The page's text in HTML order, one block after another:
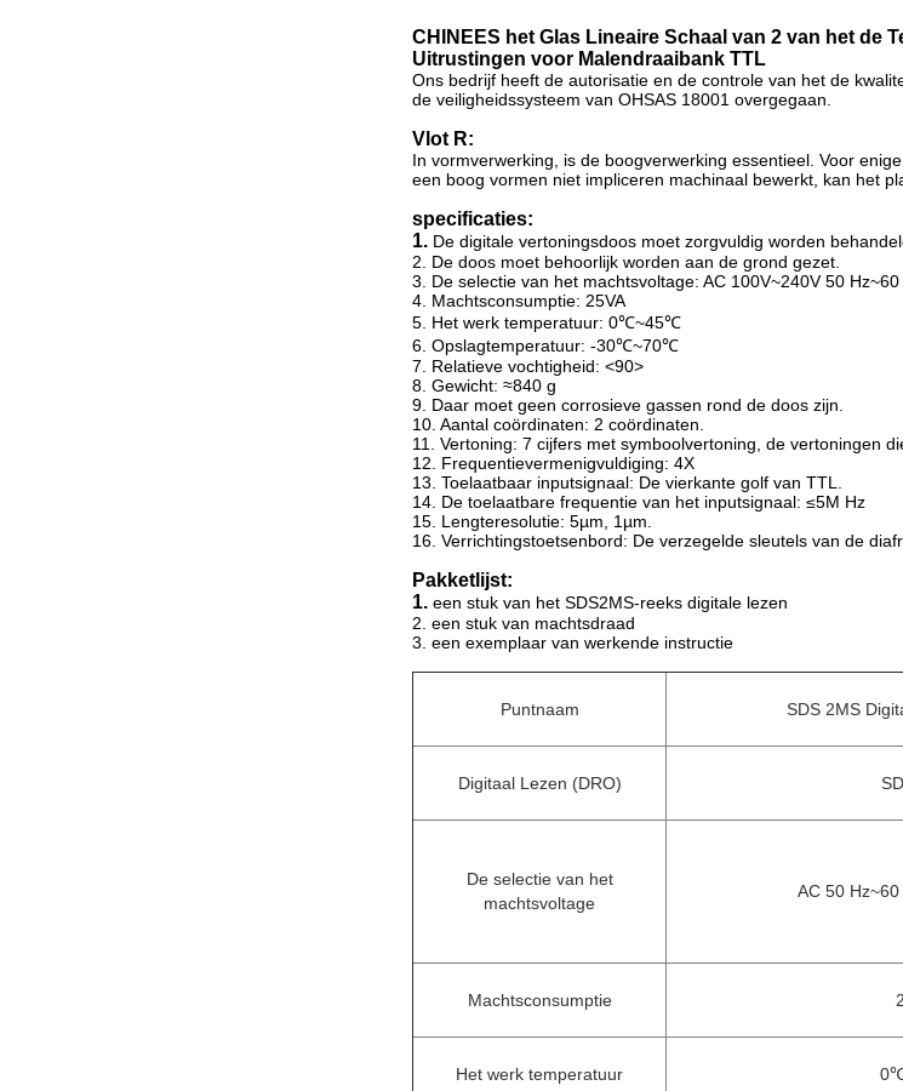
CHINEES het Glas Lineaire Schaal van 2 van het de
Uitrustingen voor Malendraaibank TTL
Ons bedrijf heeft de autorisatie en de controle van het de
de veiligheidssysteem van OHSAS 18001 overgegaan.
Vlot R:
In vormverwerking, is de boogverwerking essentieel. Voor
een boog vormen niet impliceren machinaal bewerkt, kan het
specificaties:
1. De digitale vertoningsdoos moet zorgvuldig worden
2. De doos moet behoorlijk worden aan de grond gezet.
3. De selectie van het machtsvoltage: AC 100V~240V 50
4. Machtsconsumptie: 25VA
5. Het werk temperatuur: 0℃~45℃
6. Opslagtemperatuur: -30℃~70℃
7. Relatieve vochtigheid: <90>
8. Gewicht: ≈840 g
9. Daar moet geen corrosieve gassen rond de doos zijn.
10. Aantal coördinaten: 2 coördinaten.
11. Vertoning: 7 cijfers met symboolvertoning, de vertoningen
12. Frequentievermenigvuldiging: 4X
13. Toelaatbaar inputsignaal: De vierkante golf van TTL.
14. De toelaatbare frequentie van het inputsignaal: ≤5M Hz
15. Lengteresolutie: 5µm, 1µm.
16. Verrichtingstoetsenbord: De verzegelde sleutels van de
Pakketlijst:
1. een stuk van het SDS2MS-reeks digitale lezen
2. een stuk van machtsdraad
3. een exemplaar van werkende instructie
Puntnaam SDS 2MS
Digitaal Lezen (DRO)
De selectie van het
machtsvoltage
AC 50
Machtsconsumptie
Het werk temperatuur